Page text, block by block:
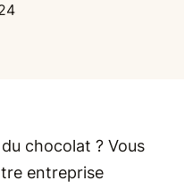
chocolat ? Vous
entreprise